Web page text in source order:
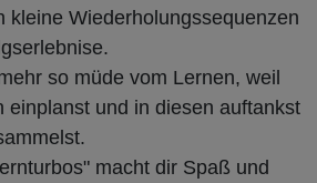
kleine Wiederholungssequenzen
so müde vom Lernen, weil
einplanst und in diesen auftankst
macht dir Spaß und